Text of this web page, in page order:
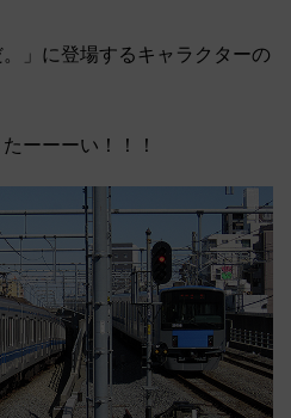
。」に登場するキャラクターの
ーーーい！！！